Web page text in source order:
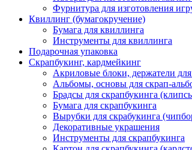
Фурнитура для изготовления
Квиллинг (бумагокручение)
Бумага для квиллинга
Инструменты для квиллинга
Подарочная упаковка
Скрапбукинг, кардмейкинг
Акриловые блоки, держатели
Альбомы, основы для скрап-
Брадсы для скрапбукинга
Бумага для скрапбукинга
Вырубки для скрабукинга
Декоративные украшения
Инструменты для скрапбукинга